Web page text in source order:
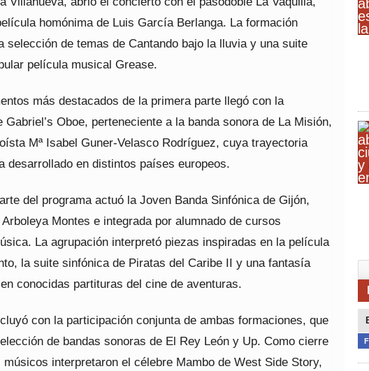
homónima de Luis García Berlanga. La formación
selección de temas de Cantando bajo la lluvia y una suite
película musical Grease.
más destacados de la primera parte llegó con la
Gabriel’s Oboe, perteneciente a la banda sonora de La Misión,
Mª Isabel Guner-Velasco Rodríguez, cuya trayectoria
desarrollado en distintos países europeos.
del programa actuó la Joven Banda Sinfónica de Gijón,
Montes e integrada por alumnado de cursos
La agrupación interpretó piezas inspiradas en la película
la suite sinfónica de Piratas del Caribe II y una fantasía
conocidas partituras del cine de aventuras.
con la participación conjunta de ambas formaciones, que
de bandas sonoras de El Rey León y Up. Como cierre
interpretaron el célebre Mambo de West Side Story,